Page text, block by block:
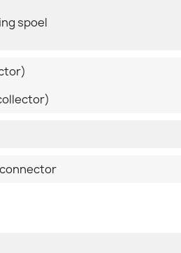
spoel
connector